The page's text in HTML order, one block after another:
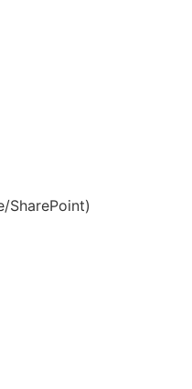
SharePoint)